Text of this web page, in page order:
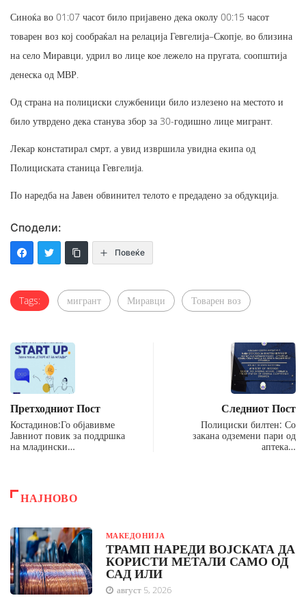
Синоќа во 01:07 часот било пријавено дека околу 00:15 часот
товарен воз кој сообраќал на релација Гевгелија–Скопје, во близина
на село Миравци, удрил во лице кое лежело на пругата, соопштија
денеска од МВР.
Од страна на полициски службеници било излезено на местото и
било утврдено дека станува збор за 30-годишно лице мигрант.
Лекар констатирал смрт, а увид извршила увидна екипа од
Полициската станица Гевгелија.
По наредба на Јавен обвинител телото е предадено за обдукција.
Сподели:
Повеќе
Tags: мигрант Миравци Товарен воз
Претходниот Пост
Костадинов:Го објавивме
Јавниот повик за поддршка
на младински…
Следниот Пост
Полициски билтен: Со
закана одземени пари од
аптека…
НАЈНОВО
МАКЕДОНИЈА
ТРАМП НАРЕДИ ВОЈСКАТА ДА
КОРИСТИ МЕТАЛИ САМО ОД
САД ИЛИ
август 5, 2026